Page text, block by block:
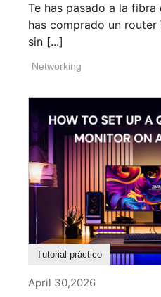
Te has pasado a la
has comprado un router
sin [...]
Networking
Tutorial práctico
April 30,2026